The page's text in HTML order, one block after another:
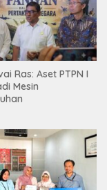
Ras: Aset PTPN I
Mesin